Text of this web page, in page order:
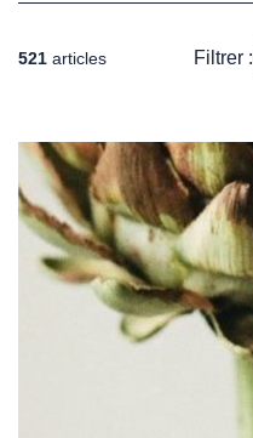
521 articles Filtrer :